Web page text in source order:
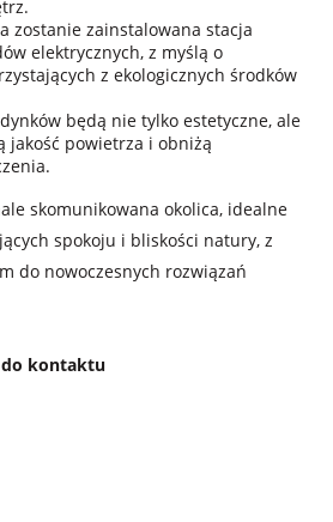
zostanie zainstalowana stacja
elektrycznych, z myślą o
z ekologicznych środków
będą nie tylko estetyczne, ale
jakość powietrza i obniżą
skomunikowana okolica, idealne
spokoju i bliskości natury, z
do nowoczesnych rozwiązań
do kontaktu